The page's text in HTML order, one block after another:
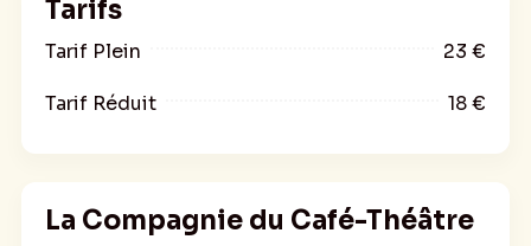
Tarifs
Tarif Plein 23 €
Tarif Réduit 18 €
La Compagnie du Café-Théâtre